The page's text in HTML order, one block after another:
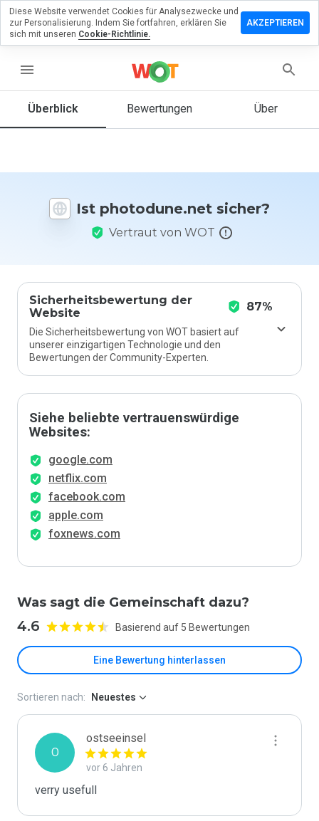
menu
Überblick Bewertungen Über
Ist photodune.net sicher?
Vertraut von WOT
Sicherheitsbewertung der
Website
87%
Die Sicherheitsbewertung von WOT basiert auf
unserer einzigartigen Technologie und den
Bewertungen der Community-Experten.
Siehe beliebte vertrauenswürdige
Websites:
google.com
netflix.com
facebook.com
apple.com
foxnews.com
Was sagt die Gemeinschaft dazu?
4.6 Basierend auf 5 Bewertungen
Eine Bewertung hinterlassen
zu
Sie diese
auf einer
Skala von
Sortieren nach: Neuestes
O
ostseeinsel
vor 6 Jahren
verry usefull
Diese Website verwendet Cookies für Analysezwecke und
zur Personalisierung. Indem Sie fortfahren, erklären Sie
sich mit unseren Cookie-Richtlinie.
AKZEPTIEREN